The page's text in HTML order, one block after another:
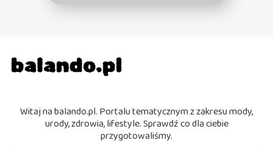
Witaj na balando.pl. Portalu tematycznym z zakresu mody,
urody, zdrowia, lifestyle. Sprawdź co dla ciebie
przygotowaliśmy.